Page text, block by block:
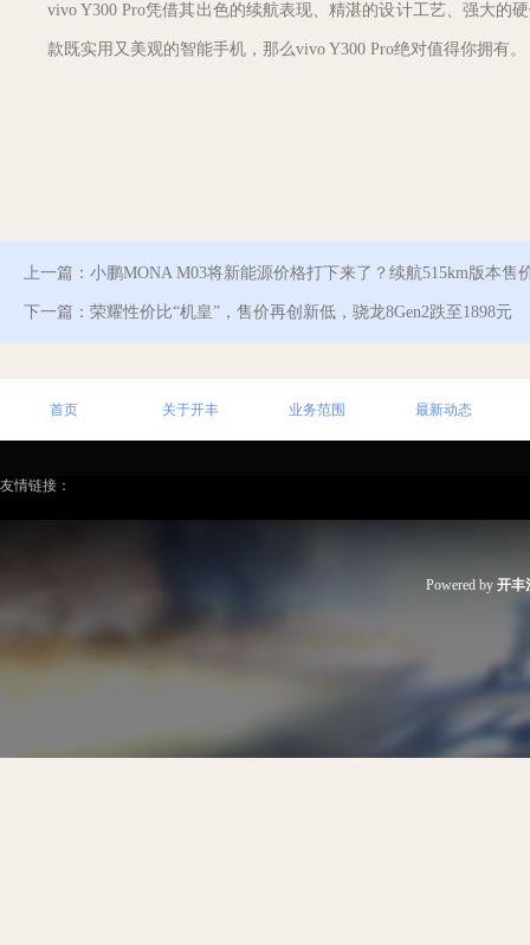
vivo Y300 Pro凭借其出色的续航表现、精湛的设计工艺、强大的
款既实用又美观的智能手机，那么vivo Y300 Pro绝对值得你拥有。
上一篇： 小鹏MONA M03将新能源价格打下来了？续航515km版本售
下一篇： 荣耀性价比“机皇”，售价再创新低，骁龙8Gen2跌至1898元
首页 关于开丰 业务范围 最新动态
友情链接：
Powered by 开丰